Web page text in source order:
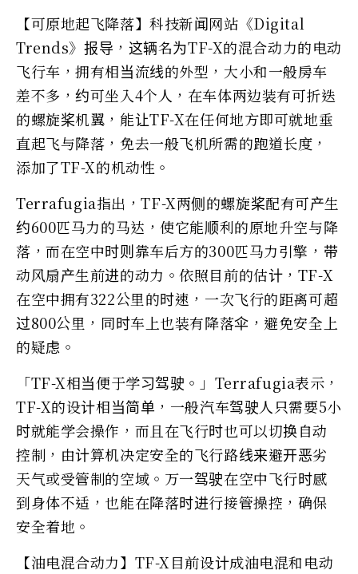
【可原地起飞降落】科技新闻网站《Digital
Trends》报导，这辆名为TF-X的混合动力的电动
飞行车，拥有相当流线的外型，大小和一般房车
差不多，约可坐入4个人，在车体两边装有可折迭
的螺旋桨机翼，能让TF-X在任何地方即可就地垂
直起飞与降落，免去一般飞机所需的跑道长度，
添加了TF-X的机动性。
Terrafugia指出，TF-X两侧的螺旋桨配有可产生
约600匹马力的马达，使它能顺利的原地升空与降
落，而在空中时则靠车后方的300匹马力引擎，带
动风扇产生前进的动力。依照目前的估计，TF-X
在空中拥有322公里的时速，一次飞行的距离可超
过800公里，同时车上也装有降落伞，避免安全上
的疑虑。
「TF-X相当便于学习驾驶。」Terrafugia表示，
TF-X的设计相当简单，一般汽车驾驶人只需要5小
时就能学会操作，而且在飞行时也可以切换自动
控制，由计算机决定安全的飞行路线来避开恶劣
天气或受管制的空域。万一驾驶在空中飞行时感
到身体不适，也能在降落时进行接管操控，确保
安全着地。
【油电混合动力】TF-X目前设计成油电混和电动